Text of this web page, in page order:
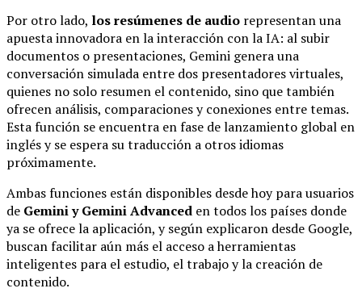
Por otro lado, los resúmenes de audio representan una
apuesta innovadora en la interacción con la IA: al subir
documentos o presentaciones, Gemini genera una
conversación simulada entre dos presentadores virtuales,
quienes no solo resumen el contenido, sino que también
ofrecen análisis, comparaciones y conexiones entre temas.
Esta función se encuentra en fase de lanzamiento global en
inglés y se espera su traducción a otros idiomas
próximamente.
Ambas funciones están disponibles desde hoy para usuarios
de Gemini y Gemini Advanced en todos los países donde
ya se ofrece la aplicación, y según explicaron desde Google,
buscan facilitar aún más el acceso a herramientas
inteligentes para el estudio, el trabajo y la creación de
contenido.